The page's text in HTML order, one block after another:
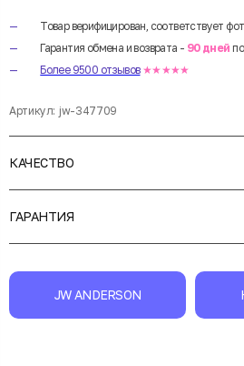
Товар верифицирован, соответствует
Гарантия обмена и возврата - 90 дней
Более 9500 отзывов ★★★★★
Артикул: jw-347709
КАЧЕСТВО
ГАРАНТИЯ
JW ANDERSON